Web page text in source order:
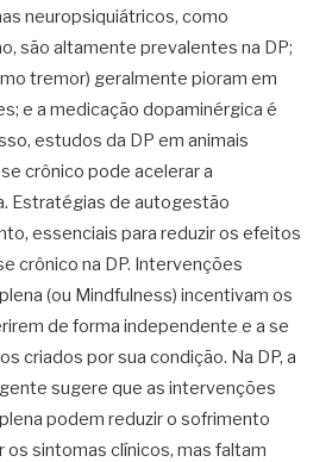
neuropsiquiátricos, como
são altamente prevalentes na DP;
tremor) geralmente pioram em
e a medicação dopaminérgica é
estudos da DP em animais
crônico pode acelerar a
Estratégias de autogestão
essenciais para reduzir os efeitos
crônico na DP. Intervenções
(ou Mindfulness) incentivam os
de forma independente e a se
criados por sua condição. Na DP, a
sugere que as intervenções
podem reduzir o sofrimento
sintomas clínicos, mas faltam